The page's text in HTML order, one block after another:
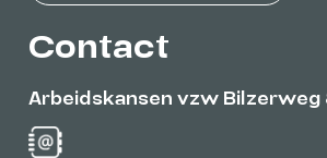
Contact
Arbeidskansen vzw Bilzerweg